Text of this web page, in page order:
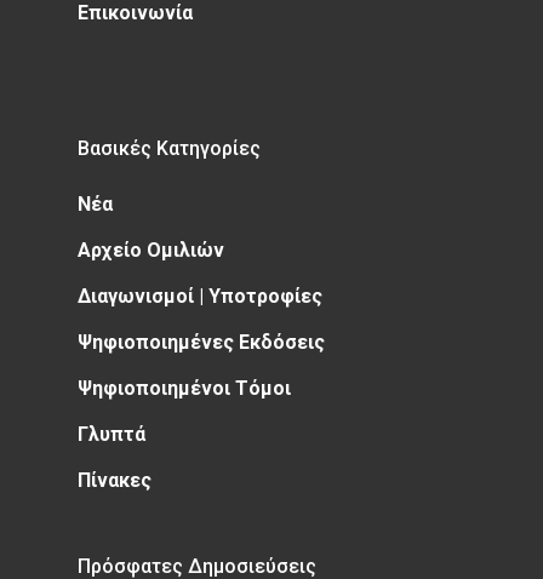
Επικοινωνία
Βασικές Κατηγορίες
Νέα
Αρχείο Ομιλιών
Διαγωνισμοί | Υποτροφίες
Ψηφιοποιημένες Εκδόσεις
Ψηφιοποιημένοι Τόμοι
Γλυπτά
Πίνακες
Πρόσφατες Δημοσιεύσεις